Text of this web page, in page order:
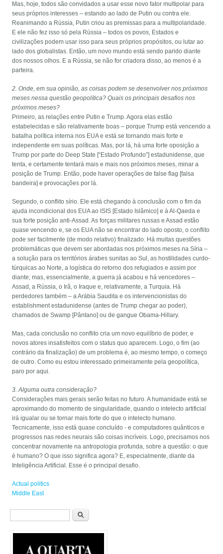
Mas, hoje, todos são convidados a usar esse novo fator multipolar para
seus próprios interesses – estando ao lado de Putin ou contra ele.
Reanimando a Rússia, Putin criou as premissas para a multipolaridade.
E ele não fez isso só pela Rússia – todos os povos, Estados e
civilizações podem usar isso para seus próprios propósitos, ou lutar ao
lado dos globalistas. Então, um novo mundo está sendo parido diante
dos nossos olhos. E a Rússia, se não for criadora disso, ao menos é a
parteira.
2. Onde, em sua opinião, as coisas podem se desenvolver nos próximos
meses nessa questão geopolítica? Quais os principais desafios nos
próximos meses?
Primeiro, as relações entre Putin e Trump. Agora elas estão
estabelecidas e são relativamente boas – porque Trump está vencendo a
batalha política interna nos EUA e está se tornando mais forte e
independente em suas políticas. Mas, por lá, há uma forte oposição a
Trump por parte do Deep State [“Estado Profundo”] estadunidense, que
tenta, e certamente tentará mais e mais nos próximos meses, minar a
posição de Trump. Então, pode haver operações de false flag [falsa
bandeira] e provocações por lá.
Segundo, o conflito sírio. Ele está chegando à conclusão com o fim da
ajuda incondicional dos EUA ao ISIS [Estado Islâmico] e à Al-Qaeda e
sua forte posição anti-Assad. As forças militares russas e Assad estão
quase vencendo e, se os EUA não se encontrar do lado oposto, o conflito
pode ser facilmente (de modo relativo) finalizado. Há muitas questões
problemáticas que devem ser abordadas nos próximos meses na Síria –
a solução para os territórios árabes sunitas ao Sul, as hostilidades curdo-
túrquicas ao Norte, a logística do retorno dos refugiados e assim por
diante; mas, essencialmente, a guerra já acabou e há vencedores –
Assad, a Rússia, o Irã, o Iraque e, relativamente, a Turquia. Há
perdedores também – a Arábia Saudita e os intervencionistas do
establishment estadunidense (antes de Trump chegar ao poder),
chamados de Swamp [Pântano] ou de gangue Obama-Hillary.
Mas, cada conclusão no conflito cria um novo equilíbrio de poder, e
novos atores insatisfeitos com o status quo aparecem. Logo, o fim (ao
contrário da finalização) de um problema é, ao mesmo tempo, o começo
de outro. Como eu estou interessado primeiramente pela geopolítica,
paro por aqui.
3. Alguma outra consideração?
Considerações mais gerais serão feitas no futuro. A humanidade está se
aproximando do momento de singularidade, quando o intelecto artificial
irá igualar ou se tornar mais forte do que o intelecto humano.
Tecnicamente, isso está quase concluído - e computadores quânticos e
progressos nas redes neurais são coisas incríveis. Logo, precisamos nos
concentrar novamente na antropologia profunda, sobre a questão: o que
é humano? O que isso significa agora? E, especialmente, diante da
Inteligência Artificial. Esse é o principal desafio.
Actual politics
Middle East
Formulário de busca